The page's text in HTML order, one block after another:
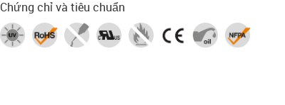
Chứng chỉ và tiêu chuẩn